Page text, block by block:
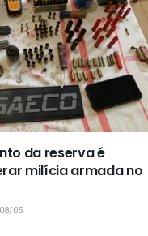
da reserva é
milícia armada no
05